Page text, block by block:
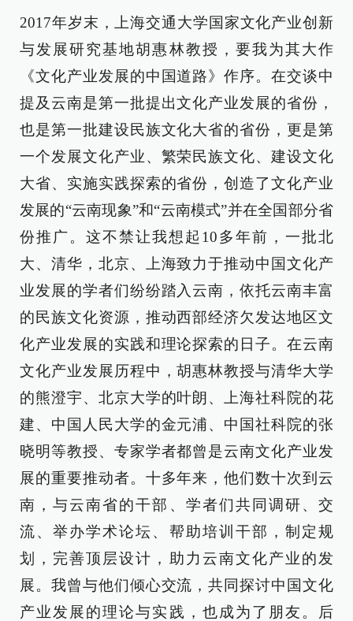
2017年岁末，上海交通大学国家文化产业创新
与发展研究基地胡惠林教授，要我为其大作
《文化产业发展的中国道路》作序。在交谈中
提及云南是第一批提出文化产业发展的省份，
也是第一批建设民族文化大省的省份，更是第
一个发展文化产业、繁荣民族文化、建设文化
大省、实施实践探索的省份，创造了文化产业
发展的“云南现象”和“云南模式”并在全国部分省
份推广。这不禁让我想起10多年前，一批北
大、清华，北京、上海致力于推动中国文化产
业发展的学者们纷纷踏入云南，依托云南丰富
的民族文化资源，推动西部经济欠发达地区文
化产业发展的实践和理论探索的日子。在云南
文化产业发展历程中，胡惠林教授与清华大学
的熊澄宇、北京大学的叶朗、上海社科院的花
建、中国人民大学的金元浦、中国社科院的张
晓明等教授、专家学者都曾是云南文化产业发
展的重要推动者。十多年来，他们数十次到云
南，与云南省的干部、学者们共同调研、交
流、举办学术论坛、帮助培训干部，制定规
划，完善顶层设计，助力云南文化产业的发
展。我曾与他们倾心交流，共同探讨中国文化
产业发展的理论与实践，也成为了朋友。后